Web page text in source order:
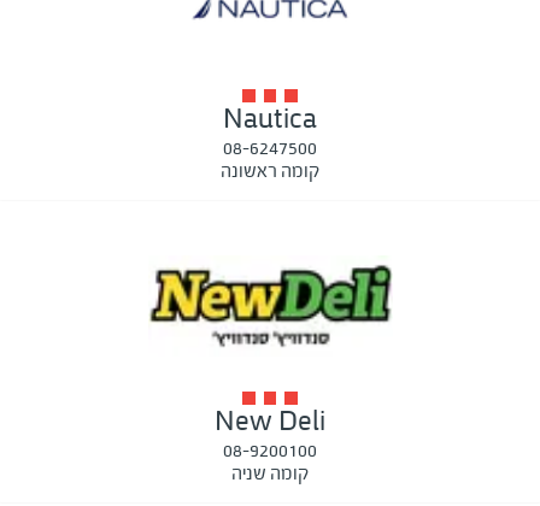
Nautica
08-6247500
קומה ראשונה
New Deli
08-9200100
קומה שניה